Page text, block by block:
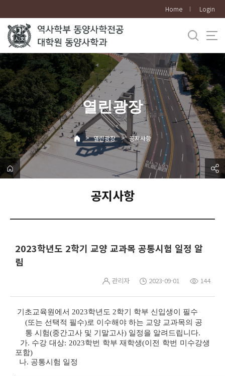
로
메
뉴
Home Login
열린광장
> 열린광장 > 공지사항
공지사항
2023학년도 2학기 교양 교과목 공통시험 일정 알
림
관리자 2023-09-01 144
기초교육원에서 2023학년도 2학기 학부 신입생이 필수
(또는 선택적 필수)로 이수해야 하는 교양 교과목의 공
통시험(중간고사 및 기말고사) 일정을 알려드립니다.
가. 수강 대상: 2023학번 학부 재학생(이전 학번 미수강생
포함)
나. 공통시험 일정